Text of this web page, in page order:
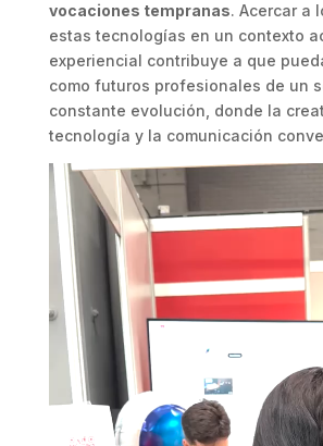
vocaciones tempranas. Acercar a
estas tecnologías en un contexto
experiencial contribuye a que
como futuros profesionales de un
constante evolución, donde la
tecnología y la comunicación